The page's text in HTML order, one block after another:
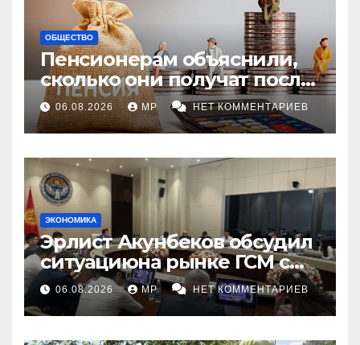
ОБЩЕСТВО
Пенсионерам объяснили,
сколько они получат после
индексации
06.08.2026 MP НЕТ КОММЕНТАРИЕВ
ЭКОНОМИКА
Эрлист Акунбеков обсудил
ситуациюна рынке ГСМ с
топливными компаниями
06.08.2026 MP НЕТ КОММЕНТАРИЕВ